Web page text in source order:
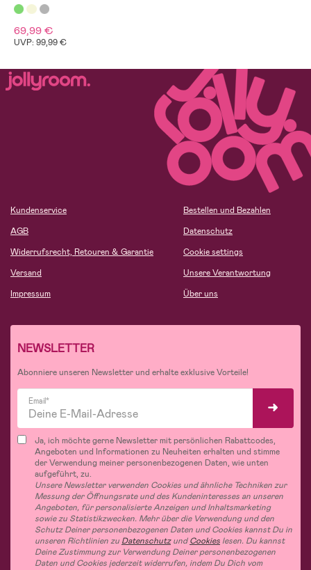
Laubgrün
69,99 €
UVP: 99,99 €
Kundenservice
AGB
Widerrufsrecht, Retouren & Garantie
Versand
Impressum
Bestellen und Bezahlen
Datenschutz
Cookie settings
Unsere Verantwortung
Über uns
NEWSLETTER
Abonniere unseren Newsletter und erhalte exklusive Vorteile!
Email*
Ja, ich möchte gerne Newsletter mit persönlichen Rabattcodes,
Angeboten und Informationen zu Neuheiten erhalten und stimme
der Verwendung meiner personenbezogenen Daten, wie unten
aufgeführt, zu.
Unsere Newsletter verwenden Cookies und ähnliche Techniken zur
Messung der Öffnungsrate und des Kundeninteresses an unseren
Angeboten, für personalisierte Anzeigen und Inhaltsmarketing
sowie zu Statistikzwecken. Mehr über die Verwendung und den
Schutz Deiner personenbezogenen Daten und Cookies kannst Du in
unseren Richtlinien zu DatenschutzundCookies lesen. Du kannst
Deine Zustimmung zur Verwendung Deiner personenbezogenen
Daten und Cookies jederzeit widerrufen, indem Du Dich vom